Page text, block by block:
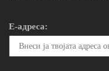
Е-адреса: